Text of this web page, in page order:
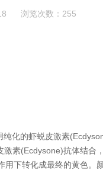
浏览次数：255
化的虾蜕皮激素
素(Ecdysone)抗体结合
下转化成最终的黄色。